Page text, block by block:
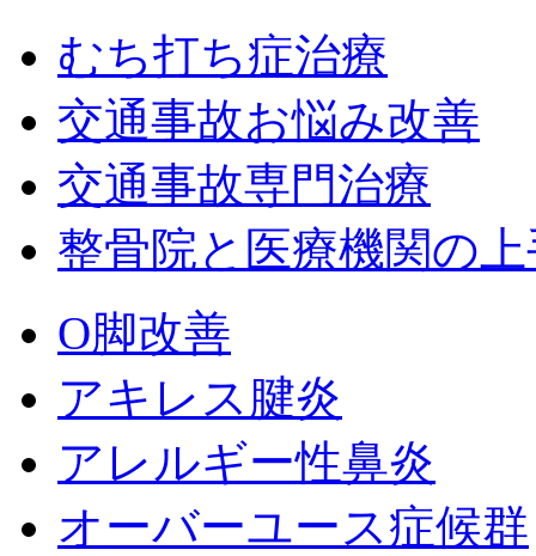
むち打ち症治療
交通事故お悩み改善
交通事故専門治療
整骨院と医療機関の
O脚改善
アキレス腱炎
アレルギー性鼻炎
オーバーユース症候群